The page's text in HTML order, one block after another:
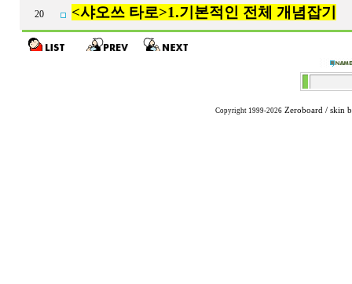
20 <샤오쓰 타로>1.기본적인 전체 개념잡기
Copyright 1999-2026 Zeroboard / skin